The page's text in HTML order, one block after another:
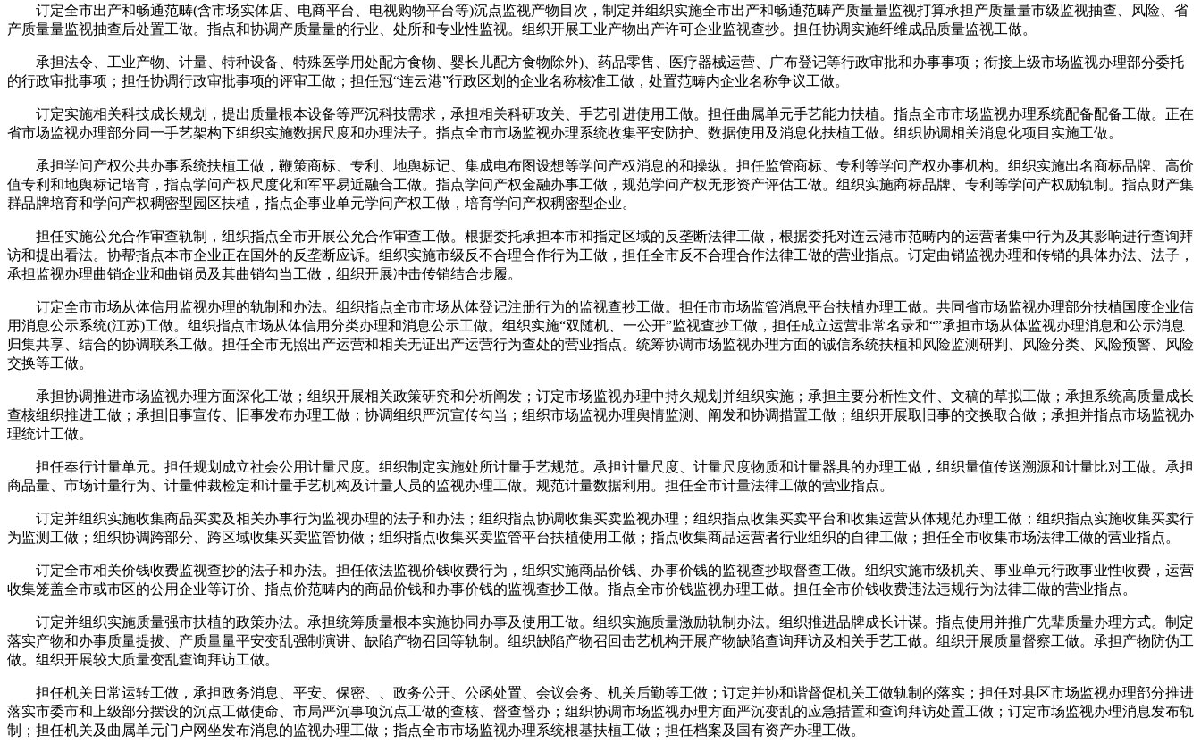
订定全市出产和畅通范畴(含市场实体店、电商平台、电视购物平台等)沉点监视产物目次，制定并组织实施全市出产和畅通范畴产质量量监视打算承担产质量量市级监视抽查、风险、省
产质量量监视抽查后处置工做。指点和协调产质量量的行业、处所和专业性监视。组织开展工业产物出产许可企业监视查抄。担任协调实施纤维成品质量监视工做。
承担法令、工业产物、计量、特种设备、特殊医学用处配方食物、婴长儿配方食物除外)、药品零售、医疗器械运营、广布登记等行政审批和办事事项；衔接上级市场监视办理部分委托
的行政审批事项；担任协调行政审批事项的评审工做；担任冠“连云港”行政区划的企业名称核准工做，处置范畴内企业名称争议工做。
订定实施相关科技成长规划，提出质量根本设备等严沉科技需求，承担相关科研攻关、手艺引进使用工做。担任曲属单元手艺能力扶植。指点全市市场监视办理系统配备配备工做。正在
省市场监视办理部分同一手艺架构下组织实施数据尺度和办理法子。指点全市市场监视办理系统收集平安防护、数据使用及消息化扶植工做。组织协调相关消息化项目实施工做。
承担学问产权公共办事系统扶植工做，鞭策商标、专利、地舆标记、集成电布图设想等学问产权消息的和操纵。担任监管商标、专利等学问产权办事机构。组织实施出名商标品牌、高价
值专利和地舆标记培育，指点学问产权尺度化和军平易近融合工做。指点学问产权金融办事工做，规范学问产杈无形资产评估工做。组织实施商标品牌、专利等学问产权励轨制。指点财产集
群品牌培育和学问产权稠密型园区扶植，指点企事业单元学问产权工做，培育学问产权稠密型企业。
担任实施公允合作审查轨制，组织指点全市开展公允合作审查工做。根据委托承担本市和指定区域的反垄断法律工做，根据委托对连云港市范畴内的运营者集中行为及其影响进行查询拜
访和提出看法。协帮指点本市企业正在国外的反垄断应诉。组织实施市级反不合理合作行为工做，担任全市反不合理合作法律工做的营业指点。订定曲销监视办理和传销的具体办法、法子，
承担监视办理曲销企业和曲销员及其曲销勾当工做，组织开展冲击传销结合步履。
订定全市市场从体信用监视办理的轨制和办法。组织指点全市市场从体登记注册行为的监视查抄工做。担任市市场监管消息平台扶植办理工做。共同省市场监视办理部分扶植国度企业信
用消息公示系统(江苏)工做。组织指点市场从体信用分类办理和消息公示工做。组织实施“双随机、一公开”监视查抄工做，担任成立运营非常名录和“”承担市场从体监视办理消息和公示消息
归集共享、结合的协调联系工做。担任全市无照出产运营和相关无证出产运营行为查处的营业指点。统筹协调市场监视办理方面的诚信系统扶植和风险监测研判、风险分类、风险预警、风险
交换等工做。
承担协调推进市场监视办理方面深化工做；组织开展相关政策研究和分析阐发；订定市场监视办理中持久规划并组织实施；承担主要分析性文件、文稿的草拟工做；承担系统高质量成长
查核组织推进工做；承担旧事宣传、旧事发布办理工做；协调组织严沉宣传勾当；组织市场监视办理舆情监测、阐发和协调措置工做；组织开展取旧事的交换取合做；承担并指点市场监视办
理统计工做。
担任奉行计量单元。担任规划成立社会公用计量尺度。组织制定实施处所计量手艺规范。承担计量尺度、计量尺度物质和计量器具的办理工做，组织量值传送溯源和计量比对工做。承担
商品量、市场计量行为、计量仲裁检定和计量手艺机构及计量人员的监视办理工做。规范计量数据利用。担任全市计量法律工做的营业指点。
订定并组织实施收集商品买卖及相关办事行为监视办理的法子和办法；组织指点协调收集买卖监视办理；组织指点收集买卖平台和收集运营从体规范办理工做；组织指点实施收集买卖行
为监测工做；组织协调跨部分、跨区域收集买卖监管协做；组织指点收集买卖监管平台扶植使用工做；指点收集商品运营者行业组织的自律工做；担任全市收集市场法律工做的营业指点。
订定全市相关价钱收费监视查抄的法子和办法。担任依法监视价钱收费行为，组织实施商品价钱、办事价钱的监视查抄取督查工做。组织实施市级机关、事业单元行政事业性收费，运营
收集笼盖全市或市区的公用企业等订价、指点价范畴内的商品价钱和办事价钱的监视查抄工做。指点全市价钱监视办理工做。担任全市价钱收费违法违规行为法律工做的营业指点。
订定并组织实施质量强市扶植的政策办法。承担统筹质量根本实施协同办事及使用工做。组织实施质量激励轨制办法。组织推进品牌成长计谋。指点使用并推广先辈质量办理方式。制定
落实产物和办事质量提拔、产质量量平安变乱强制演讲、缺陷产物召回等轨制。组织缺陷产物召回击艺机构开展产物缺陷查询拜访及相关手艺工做。组织开展质量督察工做。承担产物防伪工
做。组织开展较大质量变乱查询拜访工做。
担任机关日常运转工做，承担政务消息、平安、保密、、政务公开、公函处置、会议会务、机关后勤等工做；订定并协和谐督促机关工做轨制的落实；担任对县区市场监视办理部分推进
落实市委市和上级部分摆设的沉点工做使命、市局严沉事项沉点工做的查核、督查督办；组织协调市场监视办理方面严沉变乱的应急措置和查询拜访处置工做；订定市场监视办理消息发布轨
制；担任机关及曲属单元门户网坐发布消息的监视办理工做；指点全市市场监视办理系统根基扶植工做；担任档案及国有资产办理工做。